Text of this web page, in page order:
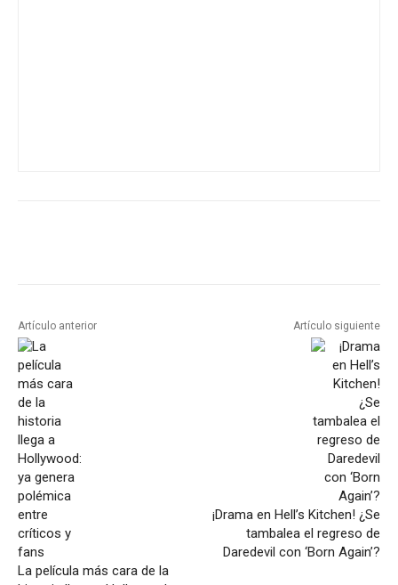
Artículo anterior
La película más cara de la
Artículo siguiente
¡Drama en Hell’s Kitchen! ¿Se
tambalea el regreso de
Daredevil con ‘Born Again’?